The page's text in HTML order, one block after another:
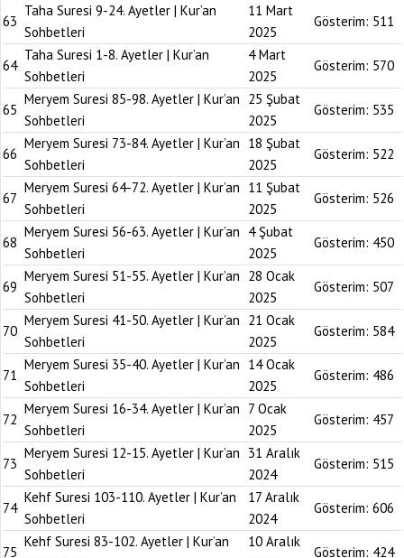
63
Taha Suresi 9-24. Ayetler | Kur’an
Sohbetleri
11 Mart
2025
Gösterim: 511
64
Taha Suresi 1-8. Ayetler | Kur’an
Sohbetleri
4 Mart
2025
Gösterim: 570
65
Meryem Suresi 85-98. Ayetler | Kur’an
Sohbetleri
25 Şubat
2025
Gösterim: 535
66
Meryem Suresi 73-84. Ayetler | Kur’an
Sohbetleri
18 Şubat
2025
Gösterim: 522
67
Meryem Suresi 64-72. Ayetler | Kur’an
Sohbetleri
11 Şubat
2025
Gösterim: 526
68
Meryem Suresi 56-63. Ayetler | Kur’an
Sohbetleri
4 Şubat
2025
Gösterim: 450
69
Meryem Suresi 51-55. Ayetler | Kur’an
Sohbetleri
28 Ocak
2025
Gösterim: 507
70
Meryem Suresi 41-50. Ayetler | Kur’an
Sohbetleri
21 Ocak
2025
Gösterim: 584
71
Meryem Suresi 35-40. Ayetler | Kur’an
Sohbetleri
14 Ocak
2025
Gösterim: 486
72
Meryem Suresi 16-34. Ayetler | Kur’an
Sohbetleri
7 Ocak
2025
Gösterim: 457
73
Meryem Suresi 12-15. Ayetler | Kur’an
Sohbetleri
31 Aralık
2024
Gösterim: 515
74
Kehf Suresi 103-110. Ayetler | Kur’an
Sohbetleri
17 Aralık
2024
Gösterim: 606
75
Kehf Suresi 83-102. Ayetler | Kur’an
10 Aralık
Gösterim: 424